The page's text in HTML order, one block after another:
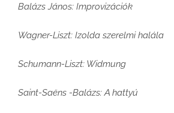
Balázs János: Improvizációk
Wagner-Liszt: Izolda szerelmi halála
Schumann-Liszt: Widmung
Saint-Saëns -Balázs: A hattyú